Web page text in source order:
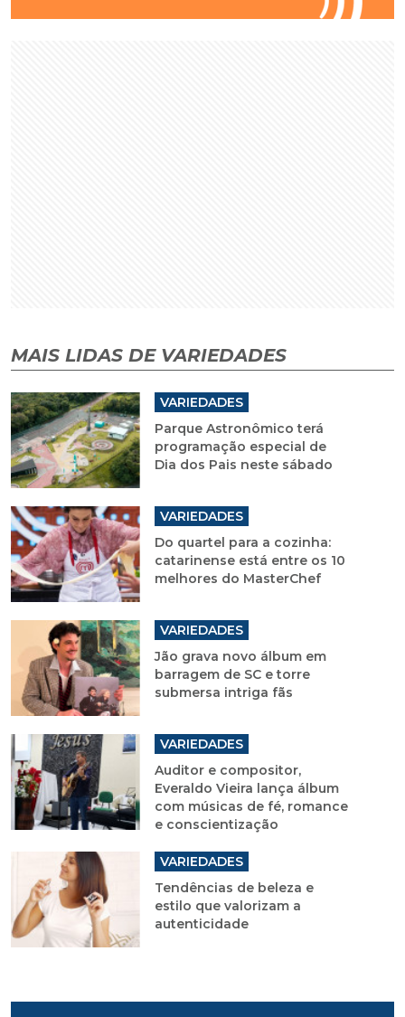
MAIS LIDAS DE VARIEDADES
VARIEDADES
Parque Astronômico terá
programação especial de
Dia dos Pais neste sábado
VARIEDADES
Do quartel para a cozinha:
catarinense está entre os 10
melhores do MasterChef
VARIEDADES
Jão grava novo álbum em
barragem de SC e torre
submersa intriga fãs
VARIEDADES
Auditor e compositor,
Everaldo Vieira lança álbum
com músicas de fé, romance
e conscientização
VARIEDADES
Tendências de beleza e
estilo que valorizam a
autenticidade